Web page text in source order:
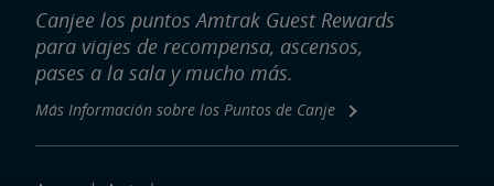
Canjee los puntos Amtrak Guest Rewards
para viajes de recompensa, ascensos,
pases a la sala y mucho más.
Más Información sobre los Puntos de Canje